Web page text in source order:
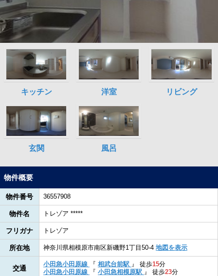
物件概要
物件番号 36557908
物件名 トレゾア *****
フリガナ トレゾア
所在地 神奈川県相模原市南区新磯野1丁目50-4 地図を表示
交通
小田急小田原線 『 相武台前駅 』 徒歩15分
小田急小田原線
『 小田急相模原駅 』 徒歩23分